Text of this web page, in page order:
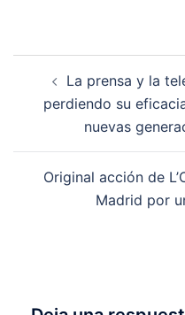
entradas
La prensa y la
perdiendo su
nuevas
Original acción de
Madrid por